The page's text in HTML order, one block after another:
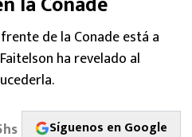
de la Conade está a
ha revelado al
Síguenos en Google